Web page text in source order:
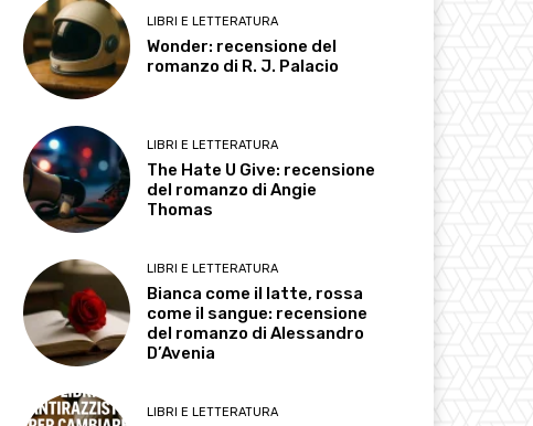
LIBRI E LETTERATURA
Wonder: recensione del
romanzo di R. J. Palacio
LIBRI E LETTERATURA
The Hate U Give: recensione
del romanzo di Angie
Thomas
LIBRI E LETTERATURA
Bianca come il latte, rossa
come il sangue: recensione
del romanzo di Alessandro
D’Avenia
LIBRI E LETTERATURA